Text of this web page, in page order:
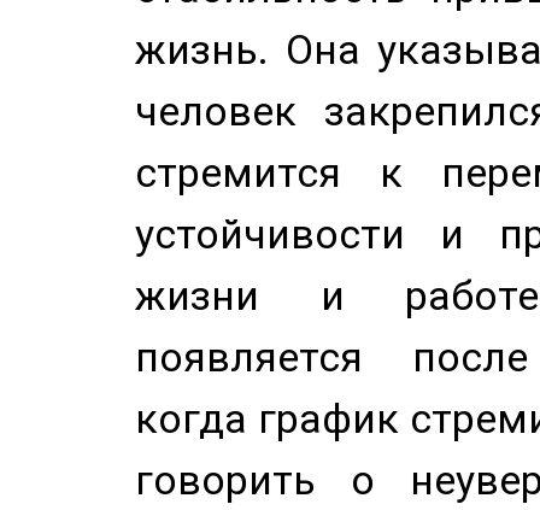
жизнь. Она
человек
стремится к
устойчивости и
жизни и
появляется
когда график
говорить о